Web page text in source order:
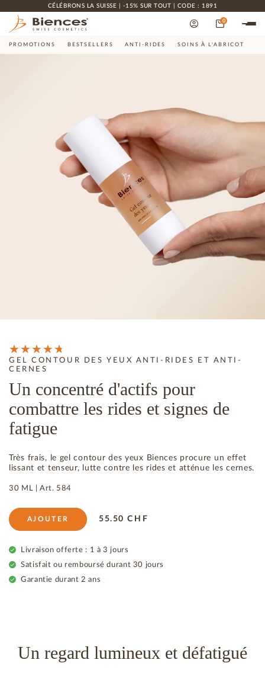
CÉLÉBRONS LA SUISSE | -15% SUR TOUT | CODE : 1891
0
PROMOTIONS BESTSELLERS ANTI-RIDES SOINS À L'ABRICOT
GEL CONTOUR DES YEUX ANTI-RIDES ET ANTI-
CERNES
Un concentré d'actifs pour
combattre les rides et signes de
fatigue
Très frais, le gel contour des yeux Biences procure un effet
lissant et tenseur, lutte contre les rides et atténue les cernes.
30 ML |Art. 584
AJOUTER 55.50 CHF
Livraison offerte : 1 à 3 jours
Satisfait ou remboursé durant 30 jours
Garantie durant 2 ans
Un regard lumineux et défatigué